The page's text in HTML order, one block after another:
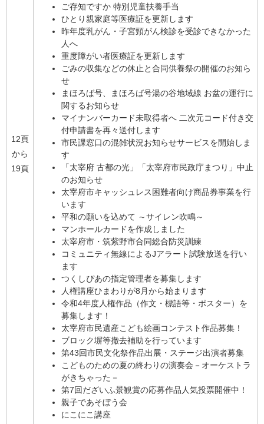
12頁
から
19頁
ご存知ですか 特別児童扶養手当
ひとり親家庭等医療証を更新します
昨年度乳がん・子宮頸がん検診を受診できなかった
人へ
重度障がい者医療証を更新します
ごみの収集などの休止と合同供養祭の開催のお知ら
せ
まほろば号、まほろば号湯の谷地域線 お盆の運行に
関するお知らせ
マイナンバーカード未取得者へ 二次元コード付き交
付申請書を再々送付します
市民課窓口の混雑状況お知らせサービスを開始しま
す
「太宰府 古都の光」「太宰府市民政庁まつり」中止
のお知らせ
太宰府市キャッシュレス困難者向け商品券事業を行
います
平和の願いを込めて ～サイレン吹鳴～
マンホールカードを作成しました
太宰府市・筑紫野市合同総合防災訓練
コミュニティ無線によるJアラート試験放送を行い
ます
つくしぴあの指定管理者を募集します
人権講座ひまわりが8月から始まります
令和4年度人権作品（作文・標語等・ポスター）を
募集します！
太宰府市民遺産こども絵画コンテスト作品募集！
ブロック塀等撤去補助を行っています
第43回市民文化祭作品出展・ステージ出演者募集
こどものための夏の終わりの演奏会－オーケストラ
がきちゃった－
第7回だざいふ景観賞の応募作品人気投票開催中！
親子であそぼう会
にこにこ講座